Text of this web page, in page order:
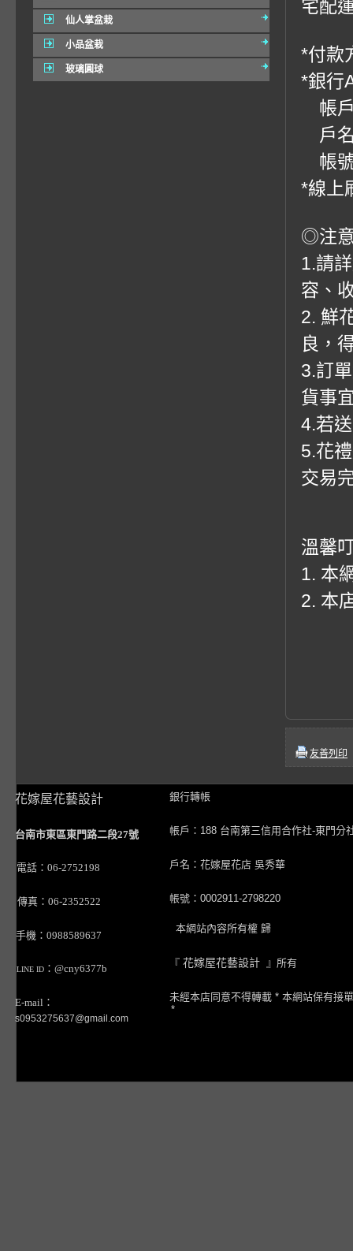
仙人掌盆栽
小品盆栽
玻璃圓球
宅配
*付款
*銀行
帳戶
戶
帳
*線上
◎注
1.請
容、
2. 鮮
良，
3.訂
貨事
4.若
5.花
交易
溫馨
1. 本
2. 本
友善列印
花嫁屋花藝設計
台南市東區東門路二段27號
電話：06-2752198
傳真：06-2352522
手機：0988589637
LINE ID ：@cny6377b
E-mail：
s0953275637@gmail.com
銀行轉帳
帳戶：188 台南第三信用合作社-東門分
戶名：花嫁屋花店 吳秀華
帳號：0002911-2798220
本網站內容所有權 歸
『 花嫁屋花藝設計 』所有
未經本店同意不得轉載 * 本網站保有接
*